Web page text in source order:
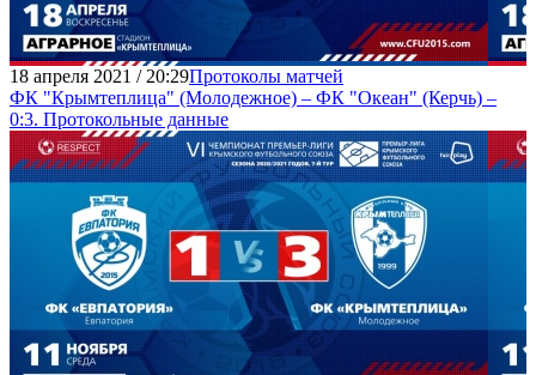
18 апреля 2021 / 20:29Протоколы матчей
ФК "Крымтеплица" (Молодежное) – ФК "Океан" (Керчь) –
0:3. Протокольные данные